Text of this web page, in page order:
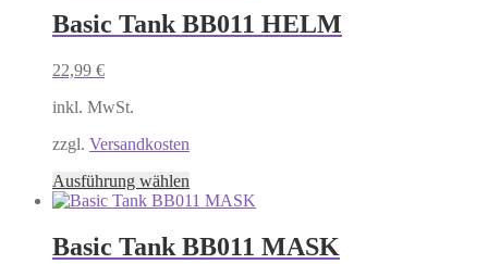
mehrere
Varianten
der
gewählt
werden
Basic Tank BB011 HELM
22,99 €
inkl. MwSt.
zzgl. Versandkosten
Ausführung wählen
Produkt
mehrere
Varianten
Basic Tank BB011 MASK